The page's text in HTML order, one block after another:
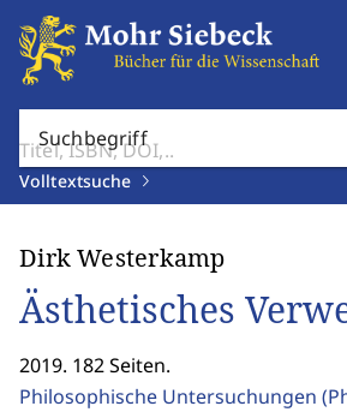
Suchbegriff
Volltextsuche
Dirk Westerkamp
Ästhetisches
2019. 182 Seiten.
Philosophische Untersuchungen